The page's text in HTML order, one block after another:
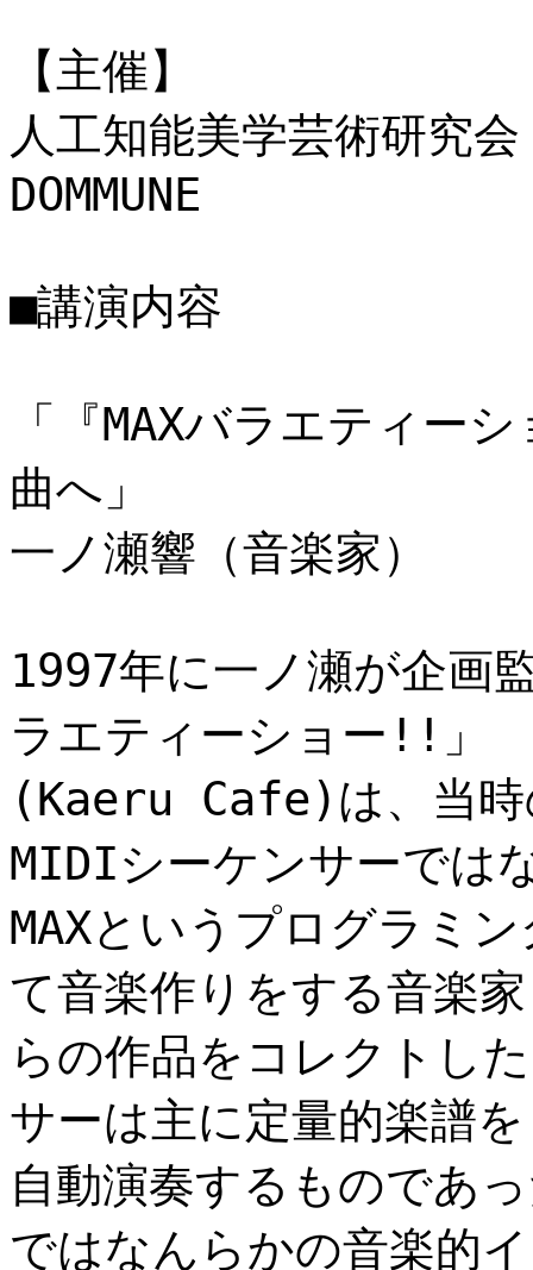
【主催】
人工知能美学芸術研究
DOMMUNE
■講演内容
「『MAXバラエティー
曲へ」
一ノ瀬響（音楽家）
1997年に一ノ瀬が企画
ラエティーショー!!」
(Kaeru Cafe)は、当時
MIDIシーケンサーでは
MAXというプログラミ
て音楽作りをする音楽家
らの作品をコレクトし
サーは主に定量的楽譜を
自動演奏するものであ
ではなんらかの音楽的イ